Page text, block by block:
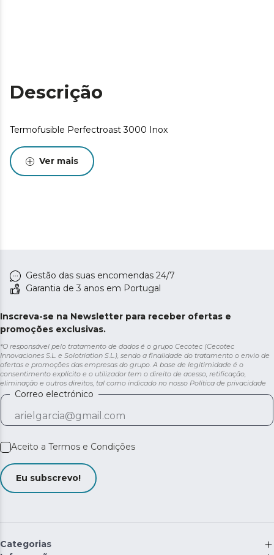
Descrição
Termofusible Perfectroast 3000 Inox
Ver mais
Gestão das suas encomendas 24/7
Garantia de 3 anos em Portugal
Inscreva-se na Newsletter para receber ofertas e
promoções exclusivas.
*O responsável pelo tratamento de dados é o grupo Cecotec (Cecotec
Innovaciones S.L. e Solotriatlon S.L.), sendo a finalidade do tratamento o envio de
ofertas e promoções das empresas do grupo. A base de legitimidade é o
consentimento explícito e o utilizador tem o direito de acesso, retificação,
eliminação e outros direitos, tal como indicado no nosso Política de privacidade
Correo electrónico
Aceito a Termos e Condições
Eu subscrevo!
Categorias